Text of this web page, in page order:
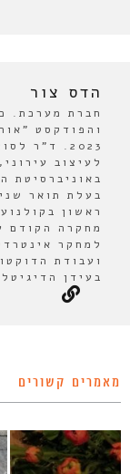
הדס צור
חברת מערכת.
2023. ד"ר
לעיצוב
באוניברסיטת
בעלת תואר
ראשון
מחקרה הקודם
למחקר
ועבודת
בעידן
מאמרים קשורים